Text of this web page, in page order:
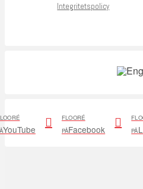
Integritetspolicy
YouTube
FLOORÉ
PÅFacebook
PÅ